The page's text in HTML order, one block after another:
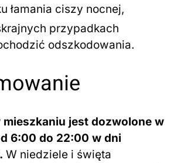
łamania ciszy nocnej,
przypadkach
odszkodowania.
mieszkaniu jest dozwolone w
6:00 do 22:00 w dni
W niedziele i święta